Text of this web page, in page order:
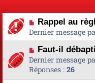
Rappel au
Dernier message
Faut-il
Dernier message
Réponses : 26